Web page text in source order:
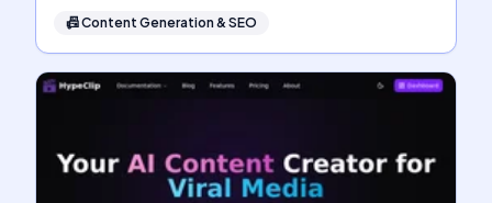
📠Content Generation & SEO